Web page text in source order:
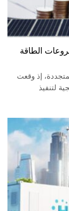
الطاقة
إذ وقعت
لتنفيذ